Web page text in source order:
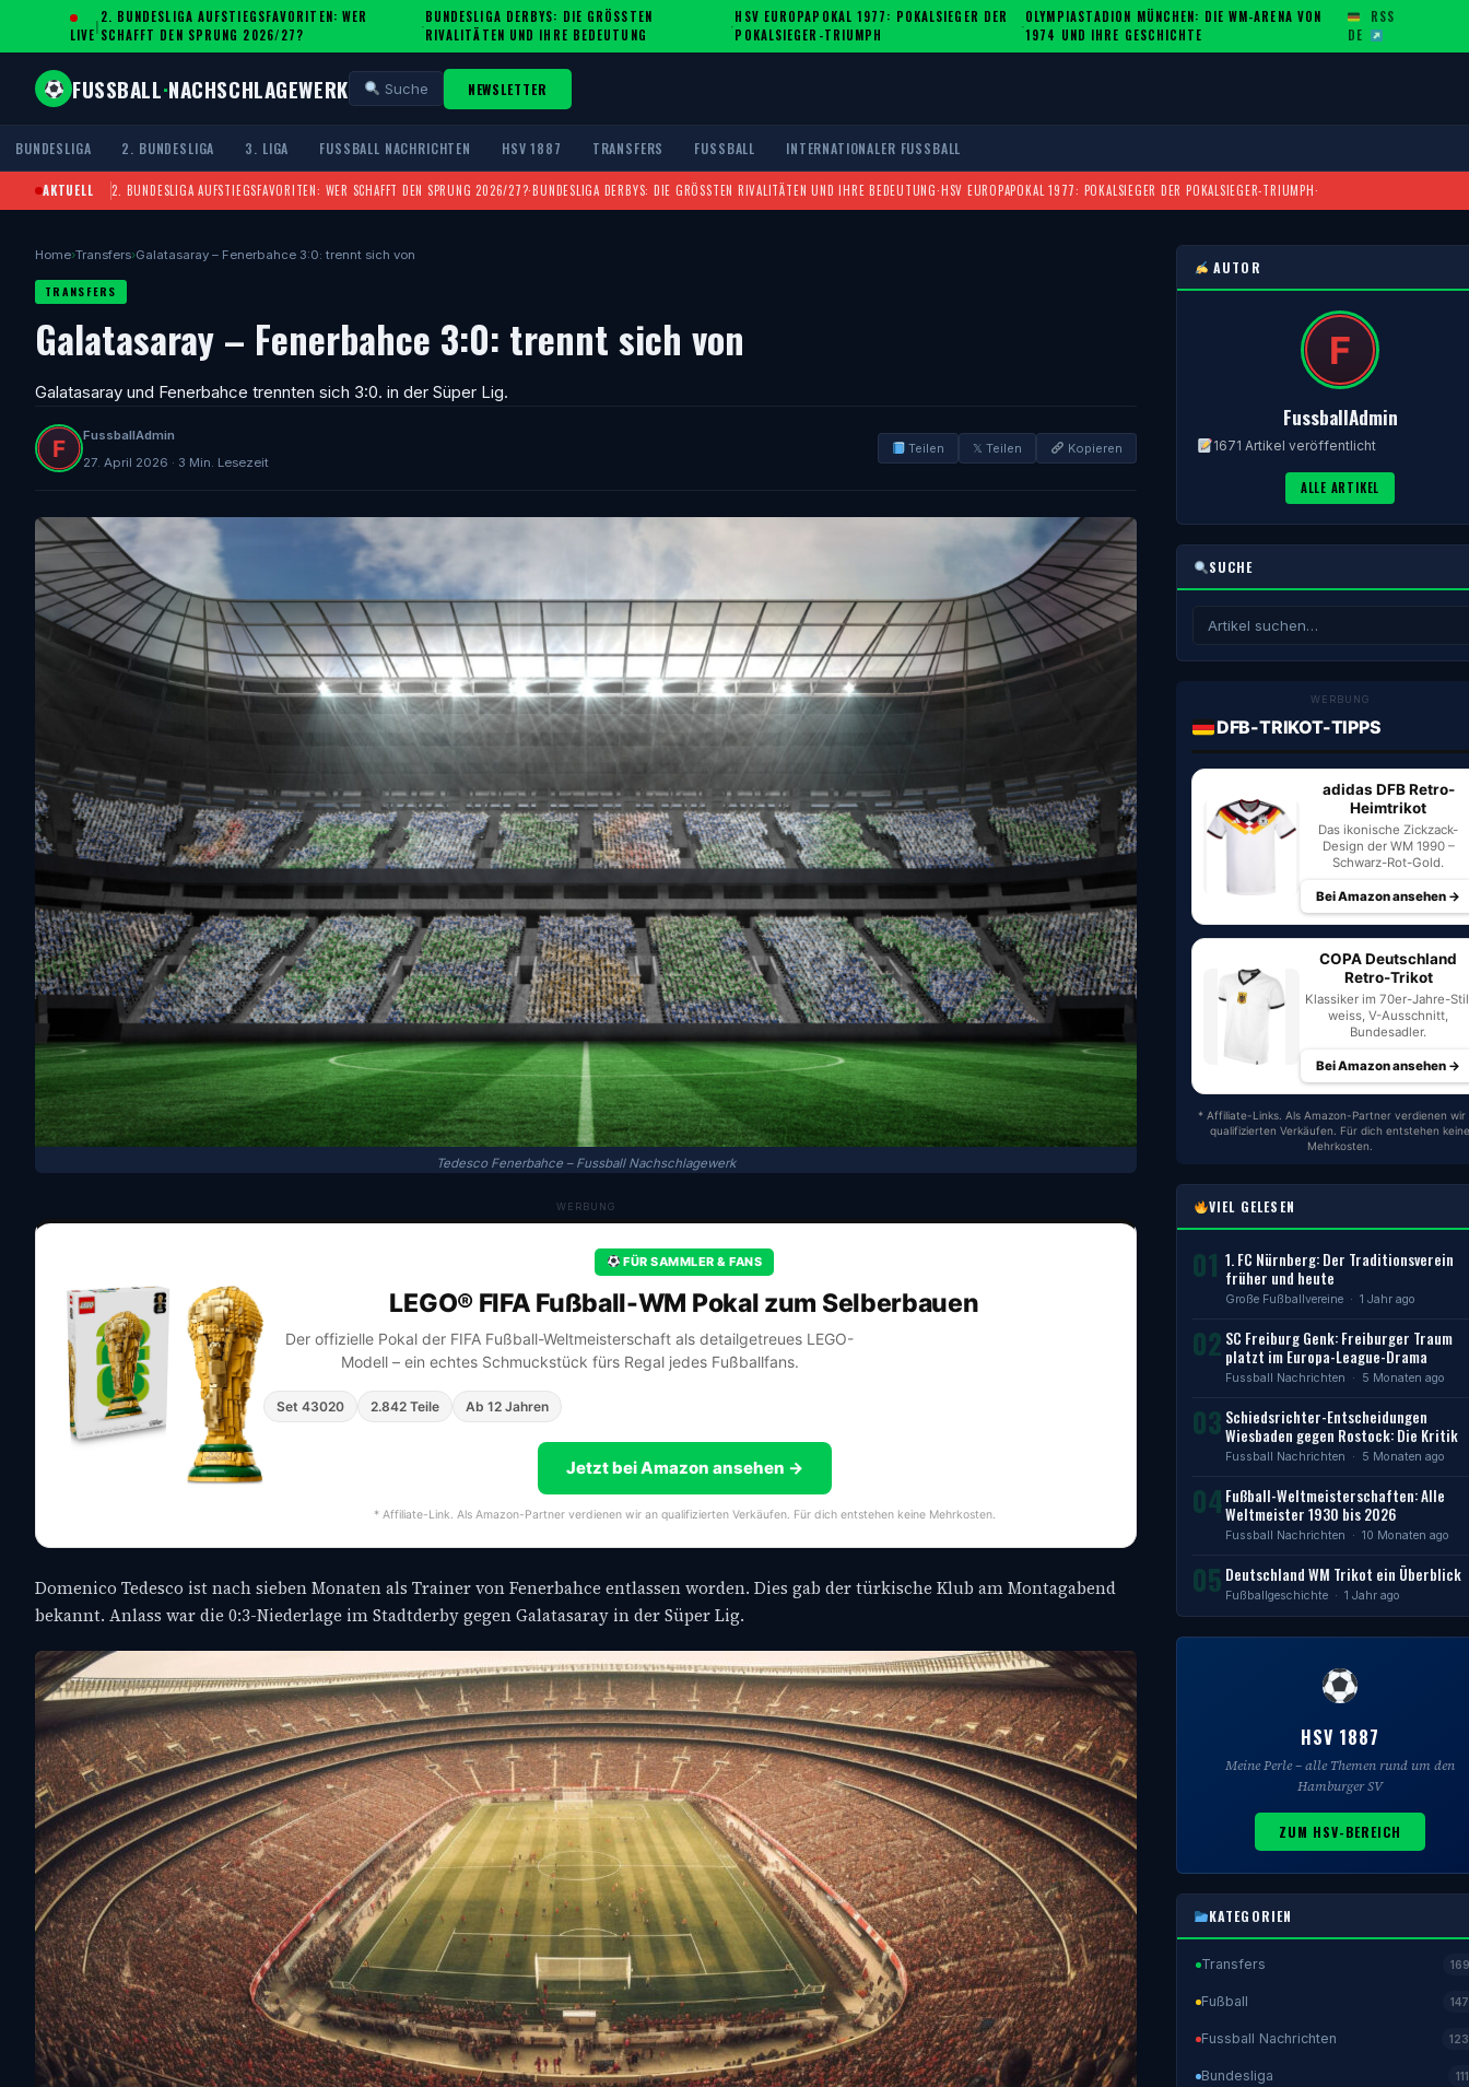
LIVE
|
2. BUNDESLIGA AUFSTIEGSFAVORITEN: WER
SCHAFFT DEN SPRUNG 2026/27?
·
BUNDESLIGA DERBYS: DIE GRÖSSTEN R
IVALITÄTEN UND IHRE BEDEUTUNG
·
HSV EUROPAPOKAL 1977: POKALSIEGER DER
POKALSIEGER-TRIUMPH
·
OLYMPIASTADION MÜNCHEN: DIE WM-ARENA VON
1974 UND IHRE GESCHICHTE
DE
RSS
FUSSBALL·NACHSCHLAGEWERK Suche NEWSLETTER
BUNDESLIGA 2. BUNDESLIGA 3. LIGA FUSSBALL NACHRICHTEN HSV 1887 TRANSFERS FUSSBALL INTERNATIONALER FUSSBALL
AKTUELL 2. BUNDESLIGA AUFSTIEGSFAVORITEN: WER SCHAFFT DEN SPRUNG 2026/27?·BUNDESLIGA DERBYS: DIE GRÖSSTEN RIVALITÄTEN UND IHRE BEDEUTUNG ·HSV EUROPAPOKAL 1977: POKALSIEGER DER POKALSIEGER-TRIUMPH·
Home›Transfers›Galatasaray – Fenerbahce 3:0: trennt sich von
TRANSFERS
Galatasaray – Fenerbahce 3:0: trennt sich von
Galatasaray und Fenerbahce trennten sich 3:0. in der Süper Lig.
FussballAdmin
27. April 2026 · 3 Min. Lesezeit
Teilen 𝕏 Teilen Kopieren
Tedesco Fenerbahce – Fussball Nachschlagewerk
WERBUNG
FÜR SAMMLER & FANS
LEGO® FIFA Fußball-WM Pokal zum Selberbauen
Der offizielle Pokal der FIFA Fußball-Weltmeisterschaft als detailgetreues LEGO-
Modell – ein echtes Schmuckstück fürs Regal jedes Fußballfans.
Set 43020 2.842 Teile Ab 12 Jahren
Jetzt bei Amazon ansehen →
* Affiliate-Link. Als Amazon-Partner verdienen wir an qualifizierten Verkäufen. Für dich entstehen keine Mehrkosten.
Domenico Tedesco ist nach sieben Monaten als Trainer von Fenerbahce entlassen worden. Dies gab der türkische Klub am Montagabend
bekannt. Anlass war die 0:3-Niederlage im Stadtderby gegen Galatasaray in der Süper Lig.
AUTOR
FussballAdmin
1671 Artikel veröffentlicht
ALLE ARTIKEL
SUCHE
WERBUNG
DFB-TRIKOT-TIPPS
adidas DFB Retro-
Heimtrikot
Das ikonische Zickzack-
Design der WM 1990 –
Schwarz-Rot-Gold.
Bei Amazon ansehen →
COPA Deutschland
Retro-Trikot
Klassiker im 70er-Jahre-
weiss, V-Ausschnitt,
Bundesadler.
Bei Amazon ansehen →
* Affiliate-Links. Als Amazon-Partner verdienen wir
qualifizierten Verkäufen. Für dich entstehen keine
Mehrkosten.
VIEL GELESEN
01 1. FC Nürnberg: Der Traditionsverein
früher und heute
Große Fußballvereine · 1 Jahr ago
02 SC Freiburg Genk: Freiburger Traum
platzt im Europa-League-Drama
Fussball Nachrichten · 5 Monaten ago
03 Schiedsrichter-Entscheidungen
Wiesbaden gegen Rostock: Die Kritik
Fussball Nachrichten · 5 Monaten ago
04 Fußball-Weltmeisterschaften: Alle
Weltmeister 1930 bis 2026
Fussball Nachrichten · 10 Monaten ago
05 Deutschland WM Trikot ein Überblick
Fußballgeschichte · 1 Jahr ago
HSV 1887
Meine Perle – alle Themen rund um den
Hamburger SV
ZUM HSV-BEREICH
KATEGORIEN
Transfers
Fußball
Fussball Nachrichten
Bundesliga